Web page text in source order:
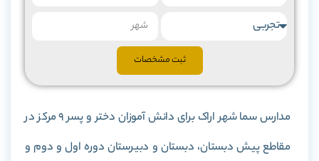
ثبت مشخصات
مدارس سما شهر اراک برای دانش آموزان دختر و پسر 9 مرکز در
مقاطع پیش دبستان، دبستان و دبیرستان دوره اول و دوم و